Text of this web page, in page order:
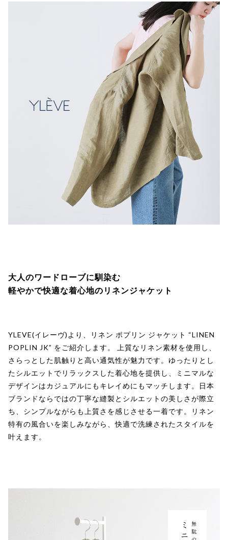
大人のワードローブに馴染む
軽やかで快適な着心地のリネンジャケット
YLEVE(イレーヴ)より、リネン ポプリン ジャケット “LINEN
POPLIN JK” をご紹介します。 上質なリネン素材を使用し、
さらっとした肌触りと高い通気性が魅力です。ゆったりとし
たシルエットでリラックスした着心地を提供し、ミニマルな
デザインはカジュアルにもキレイめにもマッチします。日本
ブランドならではの丁寧な縫製とシルエットの美しさが際立
ち、シンプルながらも上質さを感じさせる一着です。リネン
特有の風合いを楽しみながら、快適で洗練されたスタイルを
叶えます。